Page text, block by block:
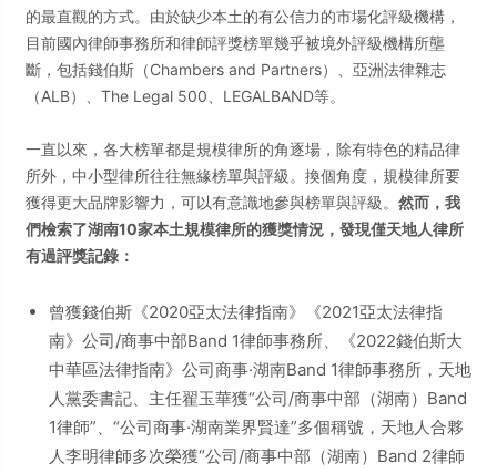
的最直觀的方式。由於缺少本土的有公信力的市場化評級機構，
目前國內律師事務所和律師評獎榜單幾乎被境外評級機構所壟
斷，包括錢伯斯（Chambers and Partners）、亞洲法律雜志
（ALB）、The Legal 500、LEGALBAND等。
一直以來，各大榜單都是規模律所的角逐場，除有特色的精品律
所外，中小型律所往往無緣榜單與評級。換個角度，規模律所要
獲得更大品牌影響力，可以有意識地參與榜單與評級。 然而，我
們檢索了湖南10家本土規模律所的獲獎情況，發現僅天地人律所
有過評獎記錄：
曾獲錢伯斯《2020亞太法律指南》《2021亞太法律指
南》公司/商事中部Band 1律師事務所、《2022錢伯斯大
中華區法律指南》公司商事·湖南Band 1律師事務所，天地
人黨委書記、主任翟玉華獲“公司/商事中部（湖南）Band
1律師”、“公司商事·湖南業界賢達”多個稱號，天地人合夥
人李明律師多次榮獲“公司/商事中部（湖南）Band 2律師